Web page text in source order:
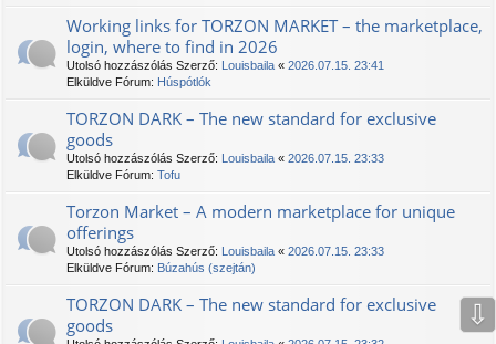
Working links for TORZON MARKET – the marketplace,
login, where to find in 2026
Utolsó hozzászólás Szerző: Louisbaila « 2026.07.15. 23:41
Elküldve Fórum: Húspótlók
TORZON DARK – The new standard for exclusive
goods
Utolsó hozzászólás Szerző: Louisbaila « 2026.07.15. 23:33
Elküldve Fórum: Tofu
Torzon Market – A modern marketplace for unique
offerings
Utolsó hozzászólás Szerző: Louisbaila « 2026.07.15. 23:33
Elküldve Fórum: Búzahús (szejtán)
TORZON DARK – The new standard for exclusive
goods
⇩